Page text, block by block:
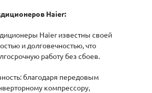
Haier:
Haier известны своей
и долговечностью, что
работу без сбоев.
благодаря передовым
компрессору,